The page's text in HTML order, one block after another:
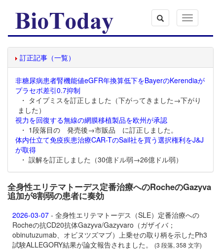
Toggle
navigation
訂正記事（一覧）
非糖尿病患者腎機能値eGFR年換算低下をBayerのKerendiaが
プラセボ差引0.7抑制
・ タイプミスを訂正しました（下がってきました→下がり
ました）
視力を回復する無線の網膜移植製品を欧州が承認
・ 1段落目の 発売後→市販品 に訂正しました。
体内仕立て免疫疾患治療CAR-TのSail社を買う選択権利をJ&J
が取得
・ 誤解を訂正しました（30億ドル弱→26億ドル弱）
全身性エリテマトーデス定番治療へのRocheのGazyva
追加が8割弱の患者に奏効
2026-03-07 - 全身性エリテマトーデス（SLE）定番治療への
Rocheの抗CD20抗体Gazyva/Gazyvaro（ガザイバ；
obinutuzumab、オビヌツズマブ）上乗せの取り柄を示したPh3
試験ALLEGORY結果が論文報告されました。
(3 段落, 358 文字)